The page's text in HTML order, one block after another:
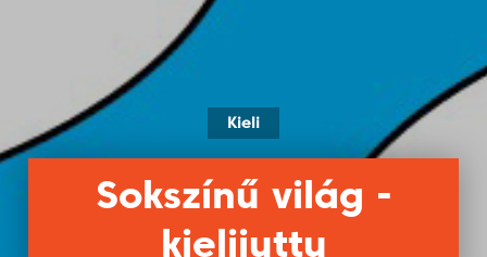
Kieli
Sokszínű világ -
kielijuttu